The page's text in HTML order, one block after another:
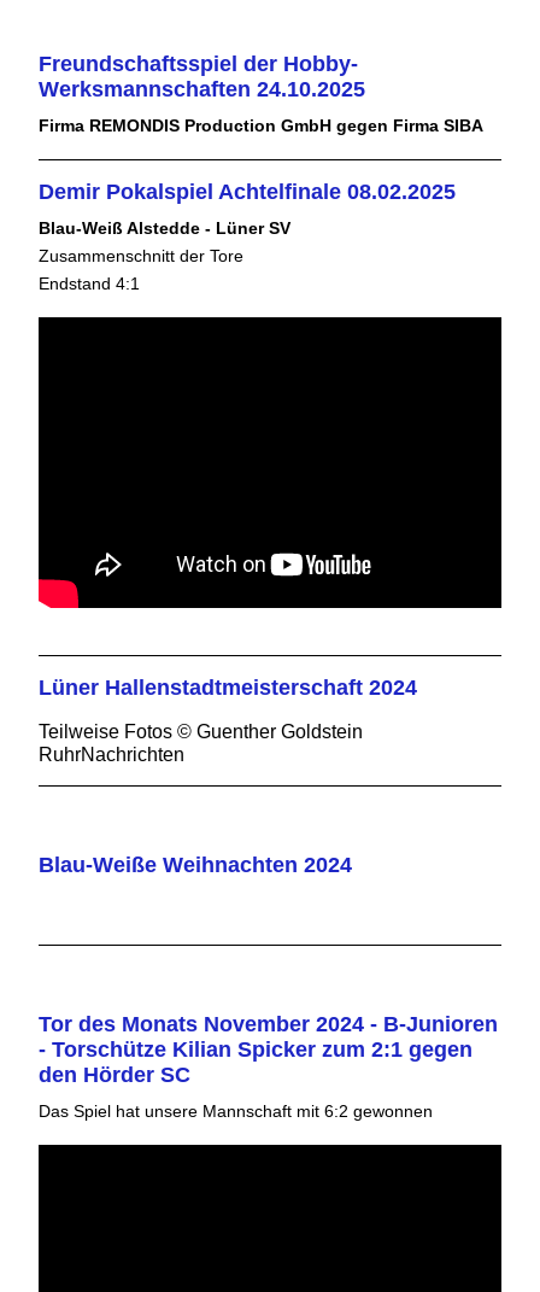
Freundschaftsspiel der Hobby-
Werksmannschaften 24.10.2025
Firma REMONDIS Production GmbH gegen Firma SIBA
Demir Pokalspiel Achtelfinale 08.02.2025
Blau-Weiß Alstedde - Lüner SV
Zusammenschnitt der Tore
Endstand 4:1
Lüner Hallenstadtmeisterschaft 2024
Teilweise Fotos © Guenther Goldstein
RuhrNachrichten
Blau-Weiße Weihnachten 2024
Tor des Monats November 2024 - B-Junioren
- Torschütze Kilian Spicker zum 2:1 gegen
den Hörder SC
Das Spiel hat unsere Mannschaft mit 6:2 gewonnen